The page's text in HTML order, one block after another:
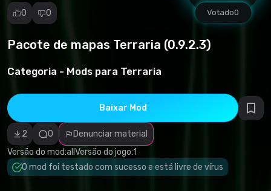
Votado0
0 0
Pacote de mapas Terraria (0.9.2.3)
Categoria - Mods para Terraria
Baixar Mod
2 0
Denunciar material
Versão do mod:all Versão do jogo:1
O mod foi testado com sucesso e está livre de vírus
Denunciar
incorreta
Software
malicioso/vírus
Conteúdo não
funcional
Descrição